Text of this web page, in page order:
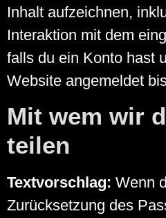
Inhalt aufzeichnen,
Interaktion mit dem
falls du ein Konto hast
Website angemeldet
Mit wem wir
teilen
Textvorschlag: Wenn
Zurücksetzung des